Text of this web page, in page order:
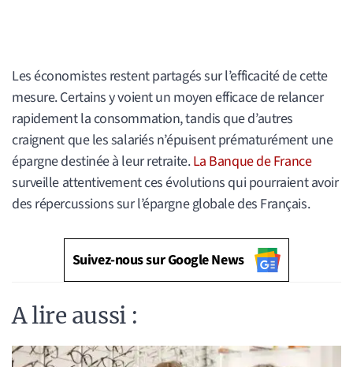
Les économistes restent partagés sur l’efficacité de cette
mesure. Certains y voient un moyen efficace de relancer
rapidement la consommation, tandis que d’autres
craignent que les salariés n’épuisent prématurément une
épargne destinée à leur retraite.La Banque de France
surveille attentivement ces évolutions qui pourraient avoir
des répercussions sur l’épargne globale des Français.
Suivez-nous sur Google News
A lire aussi :